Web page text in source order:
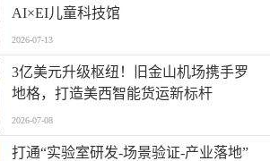
AI×EI儿童科技馆
2026-07-13
​3亿美元升级枢纽！旧金山机场携手罗
地格，打造美西智能货运新标杆
2026-07-08
打通“实验室研发-场景验证-产业落地”